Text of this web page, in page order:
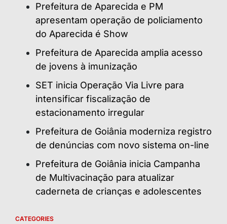
Prefeitura de Aparecida e PM
apresentam operação de policiamento
do Aparecida é Show
Prefeitura de Aparecida amplia acesso
de jovens à imunização
SET inicia Operação Via Livre para
intensificar fiscalização de
estacionamento irregular
Prefeitura de Goiânia moderniza registro
de denúncias com novo sistema on-line
Prefeitura de Goiânia inicia Campanha
de Multivacinação para atualizar
caderneta de crianças e adolescentes
CATEGORIES